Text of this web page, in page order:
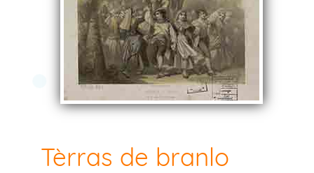
Tèrras de branlo